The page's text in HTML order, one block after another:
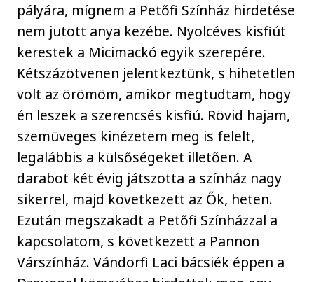
pályára, mígnem a Petőfi Színház hirdetése
nem jutott anya kezébe. Nyolcéves kisfiút
kerestek a Micimackó egyik szerepére.
Kétszázötvenen jelentkeztünk, s hihetetlen
volt az örömöm, amikor megtudtam, hogy
én leszek a szerencsés kisfiú. Rövid hajam,
szemüveges kinézetem meg is felelt,
legalábbis a külsőségeket illetően. A
darabot két évig játszotta a színház nagy
sikerrel, majd következett az Ők, heten.
Ezután megszakadt a Petőfi Színházzal a
kapcsolatom, s következett a Pannon
Várszínház. Vándorfi Laci bácsiék éppen a